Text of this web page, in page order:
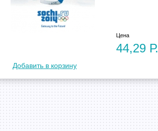
Цена
44,29 Р.
Добавить в корзину